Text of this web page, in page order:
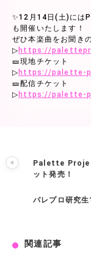
✨12月14日(土)に
も開催いたします！
ぜひ本楽曲をお聞き
▷ https://
🎫現地チケット
▷ https://palette-
🎫配信チケット
▷ https://palette-
Palette
ット発売！
パレプロ研究
関連記事